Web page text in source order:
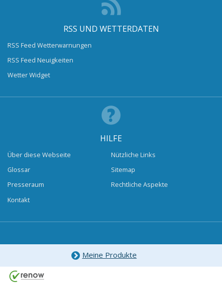
RSS UND WETTERDATEN
RSS Feed Wetterwarnungen
RSS Feed Neuigkeiten
Wetter Widget
HILFE
Über diese Webseite
Glossar
Presseraum
Kontakt
Nützliche Links
Sitemap
Rechtliche Aspekte
Meine Produkte